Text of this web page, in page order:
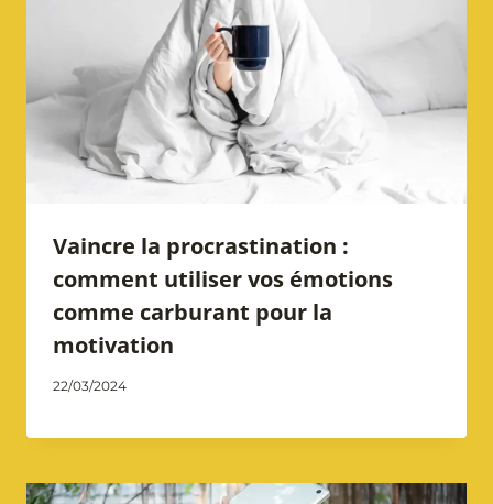
Vaincre la procrastination :
comment utiliser vos émotions
comme carburant pour la
motivation
Par
22/03/2024